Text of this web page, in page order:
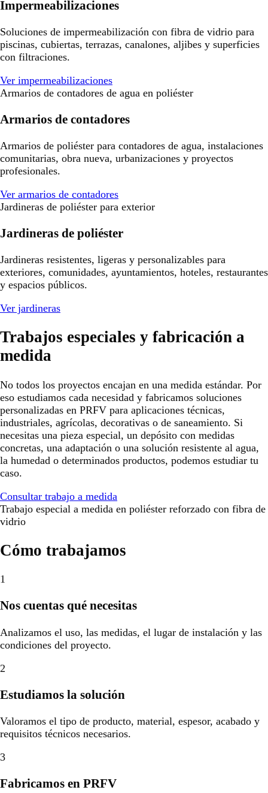
Impermeabilizaciones
Soluciones de impermeabilización con fibra de vidrio para
piscinas, cubiertas, terrazas, canalones, aljibes y superficies
con filtraciones.
Ver impermeabilizaciones
Armarios de contadores de agua en poliéster
Armarios de contadores
Armarios de poliéster para contadores de agua, instalaciones
comunitarias, obra nueva, urbanizaciones y proyectos
profesionales.
Ver armarios de contadores
Jardineras de poliéster para exterior
Jardineras de poliéster
Jardineras resistentes, ligeras y personalizables para
exteriores, comunidades, ayuntamientos, hoteles, restaurantes
y espacios públicos.
Ver jardineras
Trabajos especiales y fabricación a
medida
No todos los proyectos encajan en una medida estándar. Por
eso estudiamos cada necesidad y fabricamos soluciones
personalizadas en PRFV para aplicaciones técnicas,
industriales, agrícolas, decorativas o de saneamiento. Si
necesitas una pieza especial, un depósito con medidas
concretas, una adaptación o una solución resistente al agua,
la humedad o determinados productos, podemos estudiar tu
caso.
Consultar trabajo a medida
Trabajo especial a medida en poliéster reforzado con fibra de
vidrio
Cómo trabajamos
1
Nos cuentas qué necesitas
Analizamos el uso, las medidas, el lugar de instalación y las
condiciones del proyecto.
2
Estudiamos la solución
Valoramos el tipo de producto, material, espesor, acabado y
requisitos técnicos necesarios.
3
Fabricamos en PRFV